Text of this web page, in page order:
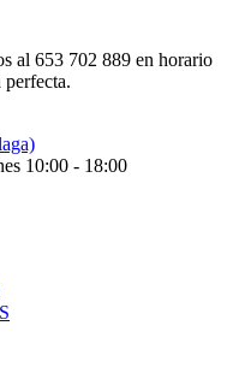
al 653 702 889 en horario
10:00 - 18:00